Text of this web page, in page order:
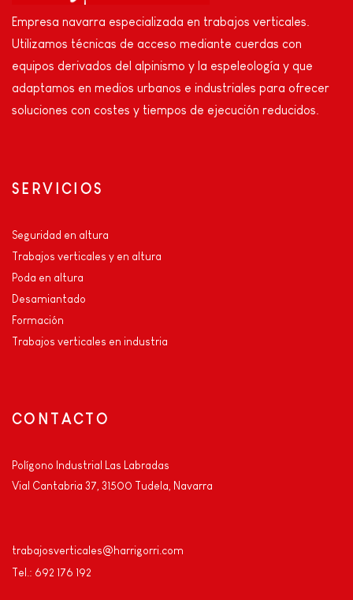
Empresa navarra especializada en trabajos verticales.
Utilizamos técnicas de acceso mediante cuerdas con
equipos derivados del alpinismo y la espeleología y que
adaptamos en medios urbanos e industriales para ofrecer
soluciones con costes y tiempos de ejecución reducidos.
SERVICIOS
Seguridad en altura
Trabajos verticales y en altura
Poda en altura
Desamiantado
Formación
Trabajos verticales en industria
CONTACTO
Polígono Industrial Las Labradas
Vial Cantabria 37, 31500 Tudela, Navarra
trabajosverticales@harrigorri.com
Tel.: 692 176 192